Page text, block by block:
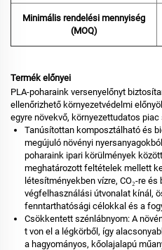
Minimális rendelési mennyiség
(MOQ)
Termék előnyei
PLA-poharaink versenyelőnyt
ellenőrizhető környezetvédelmi
egyre növekvő, környezettudatos piac
Tanúsítottan komposztálható és
megújuló növényi
poharaink ipari körülmények
meghatározott feltételek mellett
létesítményekben vízre, CO₂-re
végfelhasználási útvonalat kínál,
fenntarthatósági célokkal és a
Csökkentett szénlábnyom: A
t von el a légkörből, így
a hagyományos, kőolajalapú